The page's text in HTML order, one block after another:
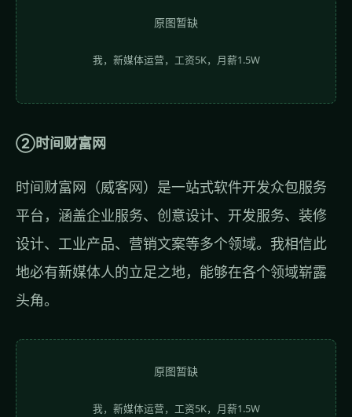
原图暂缺
我，新媒体运营，工资5K，月薪1.5W
②时间财富网
时间财富网（威客网）是一站式软件开发众包服务
平台，涵盖企业服务、创意设计、开发服务、装修
设计、工业产品、营销文案等多个领域。我相信此
地必有新媒体人的立足之地，能够在各个领域崭露
头角。
原图暂缺
我，新媒体运营，工资5K，月薪1.5W